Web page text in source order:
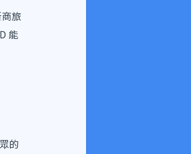
旅
能
的